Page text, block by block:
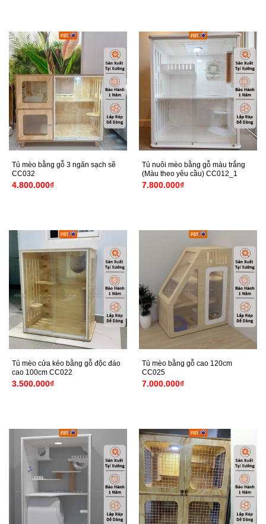
Tủ mèo bằng gỗ 3 ngăn sạch sẽ
CC032
4.800.000₫
Tủ nuôi mèo bằng gỗ màu trắng
(Màu theo yêu cầu) CC012_1
7.800.000₫
Tủ mèo cửa kéo bằng gỗ độc đáo
cao 100cm CC022
3.500.000₫
Tủ mèo bằng gỗ cao 120cm
CC025
7.000.000₫